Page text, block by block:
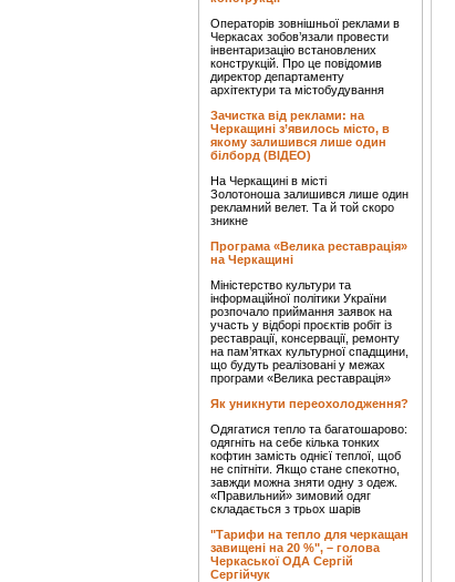
Операторів зовнішньої реклами в
Черкасах зобов’язали провести
інвентаризацію встановлених
конструкцій. Про це повідомив
директор департаменту
архітектури та містобудування
Зачистка від реклами: на
Черкащині з’явилось місто, в
якому залишився лише один
білборд (ВІДЕО)
На Черкащині в місті
Золотоноша залишився лише один
рекламний велет. Та й той скоро
зникне
Програма «Велика реставрація»
на Черкащині
Міністерство культури та
інформаційної політики України
розпочало приймання заявок на
участь у відборі проєктів робіт із
реставрації, консервації, ремонту
на пам’ятках культурної спадщини,
що будуть реалізовані у межах
програми «Велика реставрація»
Як уникнути переохолодження?
Одягатися тепло та багатошарово:
одягніть на себе кілька тонких
кофтин замість однієї теплої, щоб
не спітніти. Якщо стане спекотно,
завжди можна зняти одну з одеж.
«Правильний» зимовий одяг
складається з трьох шарів
"Тарифи на тепло для черкащан
завищені на 20 %", – голова
Черкаської ОДА Сергій
Сергійчук